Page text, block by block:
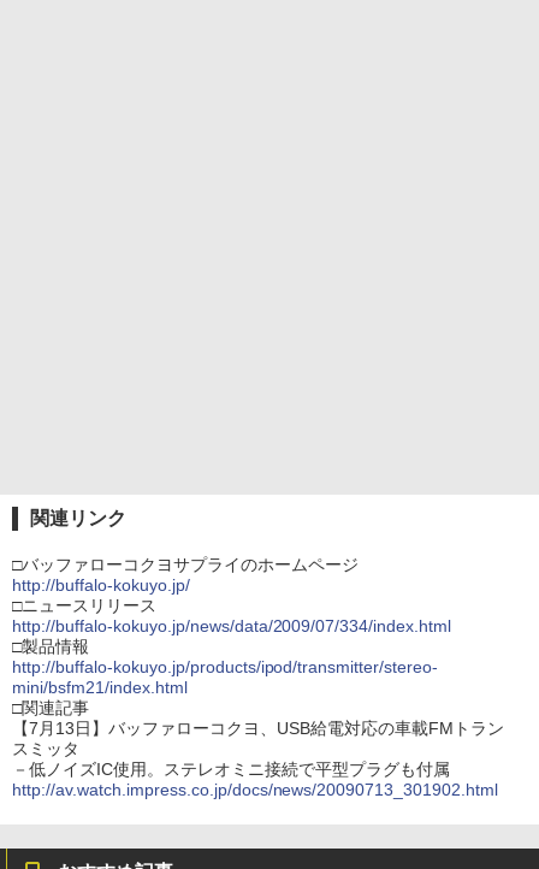
関連リンク
□バッファローコクヨサプライのホームページ
http://buffalo-kokuyo.jp/
□ニュースリリース
http://buffalo-kokuyo.jp/news/data/2009/07/334/index.html
□製品情報
http://buffalo-kokuyo.jp/products/ipod/transmitter/stereo-
mini/bsfm21/index.html
□関連記事
【7月13日】バッファローコクヨ、USB給電対応の車載FMトラン
スミッタ
－低ノイズIC使用。ステレオミニ接続で平型プラグも付属
http://av.watch.impress.co.jp/docs/news/20090713_301902.html